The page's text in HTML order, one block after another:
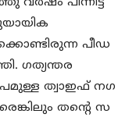
വര്‍ഷം പിന്നിട്ട
പീഡ
ഗത്യന്തര
ത്വാഇഫ് നഗ
തന്‍റെ സ